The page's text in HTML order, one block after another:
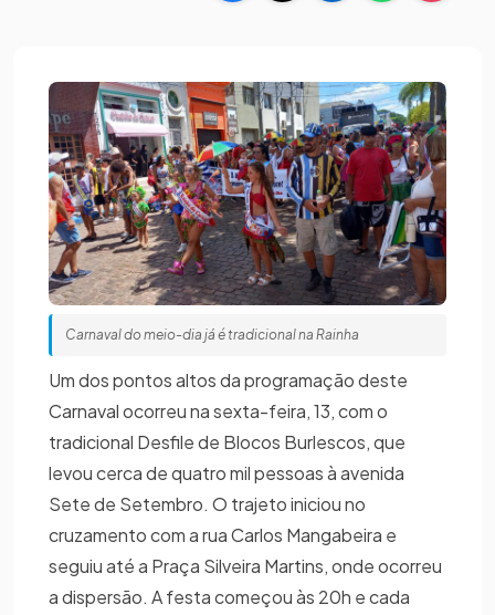
Carnaval do meio-dia já é tradicional na Rainha
Um dos pontos altos da programação deste
Carnaval ocorreu na sexta-feira, 13, com o
tradicional Desfile de Blocos Burlescos, que
levou cerca de quatro mil pessoas à avenida
Sete de Setembro. O trajeto iniciou no
cruzamento com a rua Carlos Mangabeira e
seguiu até a Praça Silveira Martins, onde ocorreu
a dispersão. A festa começou às 20h e cada